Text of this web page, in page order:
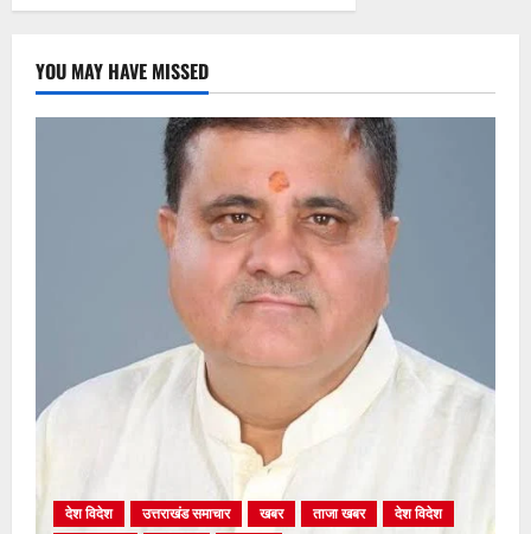
YOU MAY HAVE MISSED
देश विदेश उत्तराखंड समाचार खबर ताजा खबर
देश विदेश